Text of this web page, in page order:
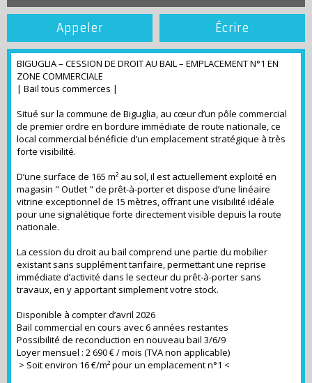
Appeler Écrire
BIGUGLIA – CESSION DE DROIT AU BAIL – EMPLACEMENT N°1 EN
ZONE COMMERCIALE
| Bail tous commerces |
Situé sur la commune de Biguglia, au cœur d’un pôle commercial
de premier ordre en bordure immédiate de route nationale, ce
local commercial bénéficie d’un emplacement stratégique à très
forte visibilité.
D’une surface de 165 m² au sol, il est actuellement exploité en
magasin " Outlet " de prêt-à-porter et dispose d’une linéaire
vitrine exceptionnel de 15 mètres, offrant une visibilité idéale
pour une signalétique forte directement visible depuis la route
nationale.
La cession du droit au bail comprend une partie du mobilier
existant sans supplément tarifaire, permettant une reprise
immédiate d’activité dans le secteur du prêt-à-porter sans
travaux, en y apportant simplement votre stock.
Disponible à compter d’avril 2026
Bail commercial en cours avec 6 années restantes
Possibilité de reconduction en nouveau bail 3/6/9
Loyer mensuel : 2 690 € / mois (TVA non applicable)
> Soit environ 16 €/m² pour un emplacement n°1 <